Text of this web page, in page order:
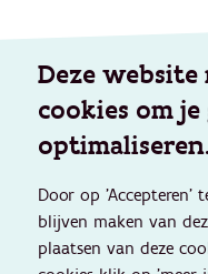
Deze
cookies om
Door op 'Accepteren'
blijven maken van
plaatsen van deze